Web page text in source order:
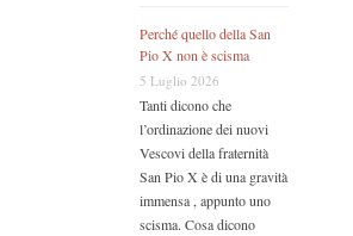
Perché quello della San
Pio X non è scisma
5 Luglio 2026
Tanti dicono che
l’ordinazione dei nuovi
Vescovi della fraternità
San Pio X è di una gravità
immensa , appunto uno
scisma. Cosa dicono